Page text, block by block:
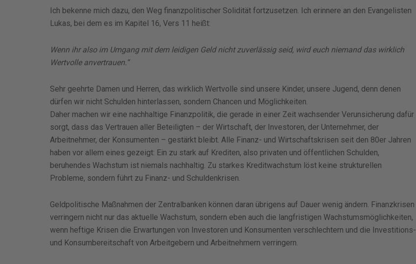
Ich bekenne mich dazu, den Weg finanzpolitischer Solidität fortzusetzen. Ich erinnere an den Evangelisten
Lukas, bei dem es im Kapitel 16, Vers 11 heißt:
Wenn ihr also im Umgang mit dem leidigen Geld nicht zuverlässig seid, wird euch niemand das wirklich
Wertvolle anvertrauen.“
Sehr geehrte Damen und Herren, das wirklich Wertvolle sind unsere Kinder, unsere Jugend, denn denen
dürfen wir nicht Schulden hinterlassen, sondern Chancen und Möglichkeiten.
Daher machen wir eine nachhaltige Finanzpolitik, die gerade in einer Zeit wachsender Verunsicherung dafür
sorgt, dass das Vertrauen aller Beteiligten – der Wirtschaft, der Investoren, der Unternehmer, der
Arbeitnehmer, der Konsumenten – gestärkt bleibt. Alle Finanz- und Wirtschaftskrisen seit den 80er Jahren
haben vor allem eines gezeigt: Ein zu stark auf Krediten, also privaten und öffentlichen Schulden,
beruhendes Wachstum ist niemals nachhaltig. Zu starkes Kreditwachstum löst keine strukturellen
Probleme, sondern führt zu Finanz- und Schuldenkrisen.
Geldpolitische Maßnahmen der Zentralbanken können daran übrigens auf Dauer wenig ändern. Finanzkrisen
verringern nicht nur das aktuelle Wachstum, sondern eben auch die langfristigen Wachstumsmöglichkeiten,
wenn heftige Krisen die Erwartungen von Investoren und Konsumenten verschlechtern und die Investitions-
und Konsumbereitschaft von Arbeitgebern und Arbeitnehmern verringern.